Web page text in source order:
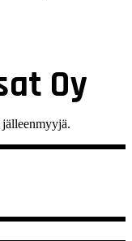
Oy